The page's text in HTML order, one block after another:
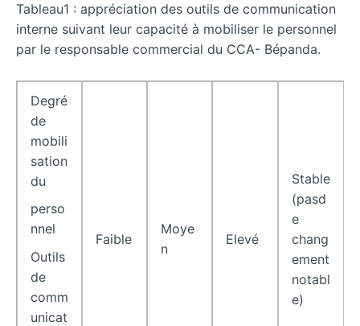
Tableau1 : appréciation des outils de communication
interne suivant leur capacité à mobiliser le personnel
par le responsable commercial du CCA- Bépanda.
Degré
de
mobili
sation
du
perso
nnel
Outils
de
comm
unicat
Faible
Moye
n
Elevé
Stable
(pasd
e
chang
ement
notabl
e)